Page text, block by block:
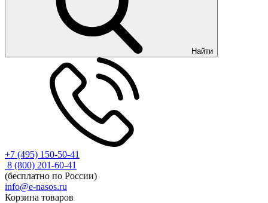
Найти
+7 (495) 150-50-41
8 (800) 201-60-41
(бесплатно по России)
info@e-nasos.ru
Корзина товаров